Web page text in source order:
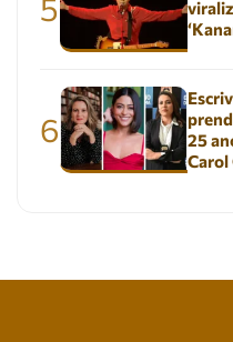
5
6
25
Carol